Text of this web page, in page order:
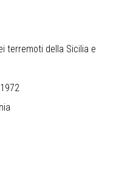
terremoti della Sicilia e